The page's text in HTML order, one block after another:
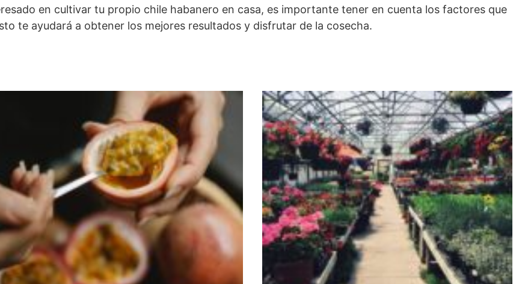
en cultivar tu propio chile habanero en casa, es importante tener en cuenta los factores que
te ayudará a obtener los mejores resultados y disfrutar de la cosecha.